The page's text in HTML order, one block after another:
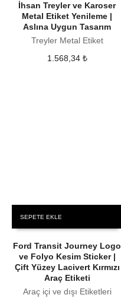
İhsan Treyler ve Karoser
Metal Etiket Yenileme |
Aslına Uygun Tasarım
Treyler Metal Etiket
1.568,34 ₺
SEPETE EKLE
Ford Transit Journey Logo
ve Folyo Kesim Sticker |
Çift Yüzey Lacivert Kırmızı
Araç Etiketi
Araç içi ve dışı Etiketleri